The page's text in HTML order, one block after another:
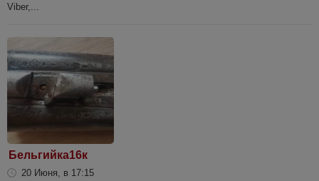
Viber,...
Бельгийка16к
20 Июня, в 17:15